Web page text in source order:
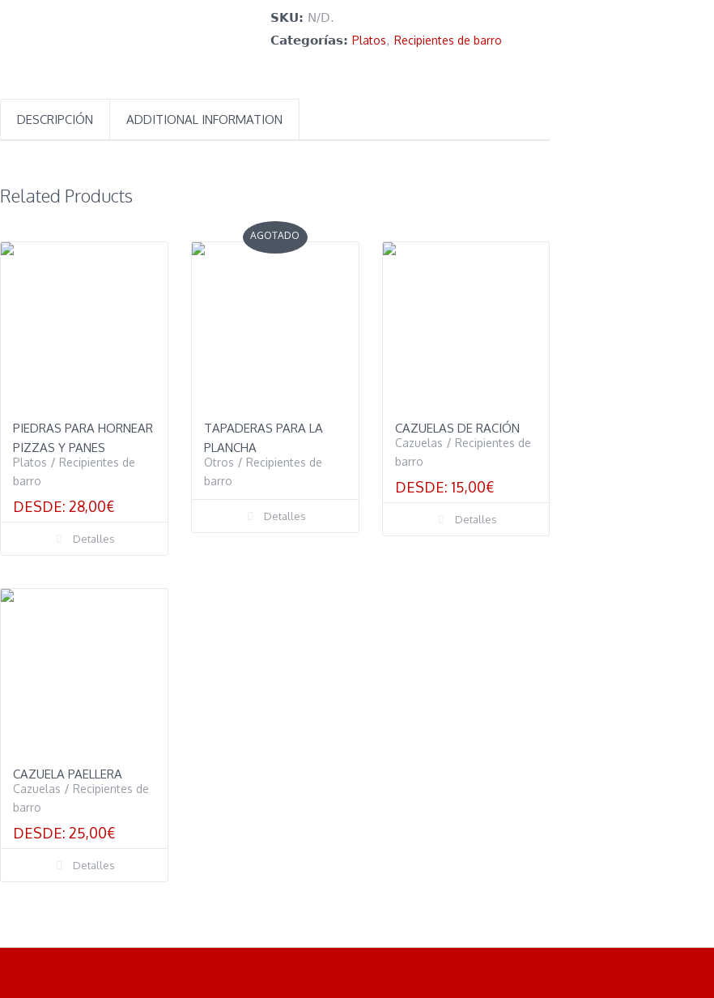
SKU: N/D.
Categorías: Platos, Recipientes de barro
DESCRIPCIÓN ADDITIONAL INFORMATION
Related Products
PIEDRAS PARA HORNEAR
PIZZAS Y PANES
Platos / Recipientes de
barro
DESDE:28,00€
Detalles
AGOTADO
TAPADERAS PARA LA
PLANCHA
Otros / Recipientes de
barro
Detalles
CAZUELAS DE RACIÓN
Cazuelas / Recipientes de
barro
DESDE: 15,00€
Detalles
CAZUELA PAELLERA
Cazuelas / Recipientes de
barro
DESDE:25,00€
Detalles